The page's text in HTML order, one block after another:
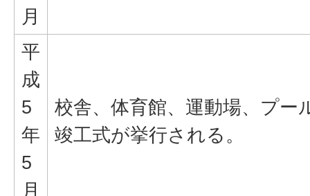
月
平
成
5
年
5
月
校舎、体育館、運動場、プー
竣工式が挙行される。